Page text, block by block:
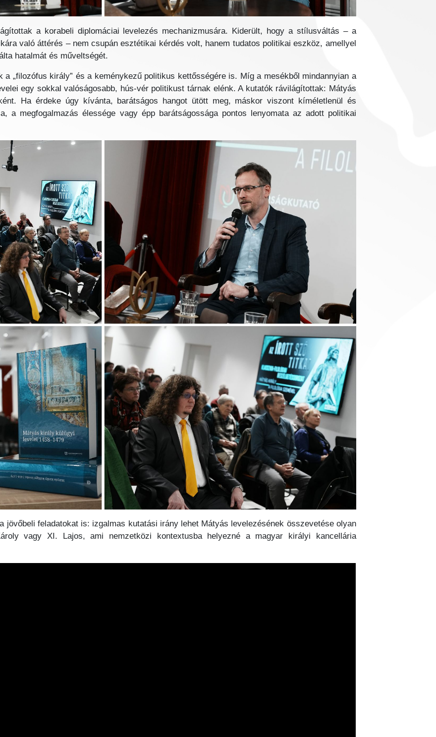
a korabeli diplomáciai levelezés mechanizmusára. Kiderült, hogy a stílusváltás – a
való áttérés – nem csupán esztétikai kérdés volt, hanem tudatos politikai eszköz, amellyel
hatalmát és műveltségét.
„filozófus király” és a keménykezű politikus kettősségére is. Míg a mesékből mindannyian a
egy sokkal valóságosabb, hús-vér politikust tárnak elénk. A kutatók rávilágítottak: Mátyás
Ha érdeke úgy kívánta, barátságos hangot ütött meg, máskor viszont kíméletlenül és
a megfogalmazás élessége vagy épp barátságossága pontos lenyomata az adott politikai
jövőbeli feladatokat is: izgalmas kutatási irány lehet Mátyás levelezésének összevetése olyan
vagy XI. Lajos, ami nemzetközi kontextusba helyezné a magyar királyi kancellária